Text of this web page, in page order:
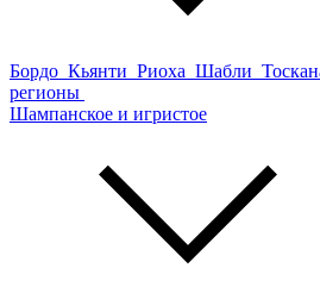
Бордо Кьянти Риоха Шабли
регионы
Шампанское и игристое